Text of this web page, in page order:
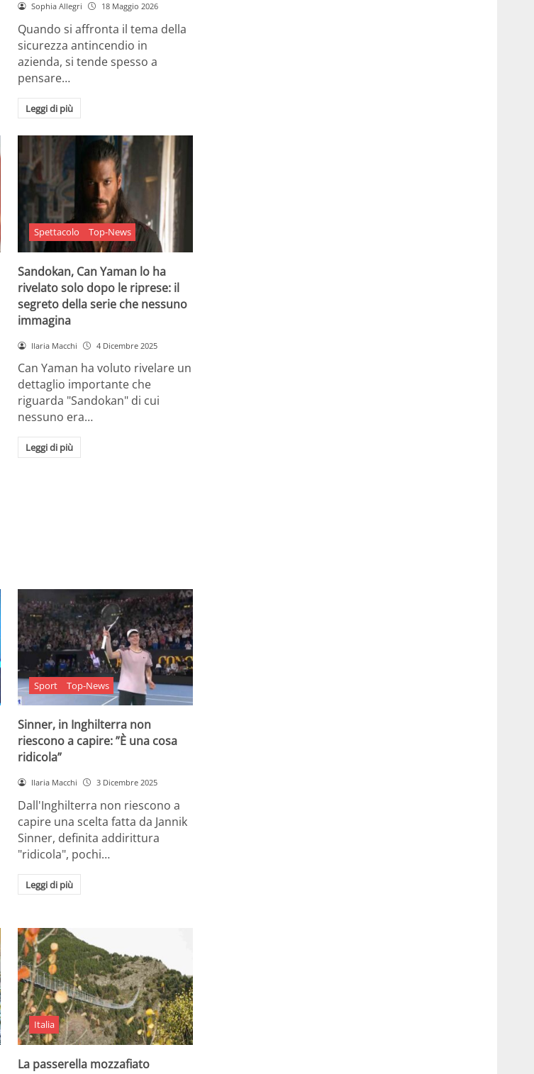
Sophia Allegri 18 Maggio 2026
Quando si affronta il tema della
sicurezza antincendio in
azienda, si tende spesso a
pensare…
Leggi di più
Spettacolo Top-News
Sandokan, Can Yaman lo ha
rivelato solo dopo le riprese: il
segreto della serie che nessuno
immagina
Ilaria Macchi 4 Dicembre 2025
Can Yaman ha voluto rivelare un
dettaglio importante che
riguarda "Sandokan" di cui
nessuno era…
Leggi di più
Sport Top-News
Sinner, in Inghilterra non
riescono a capire: ”È una cosa
ridicola”
Ilaria Macchi 3 Dicembre 2025
Dall'Inghilterra non riescono a
capire una scelta fatta da Jannik
Sinner, definita addirittura
"ridicola", pochi…
Leggi di più
Italia
La passerella mozzafiato